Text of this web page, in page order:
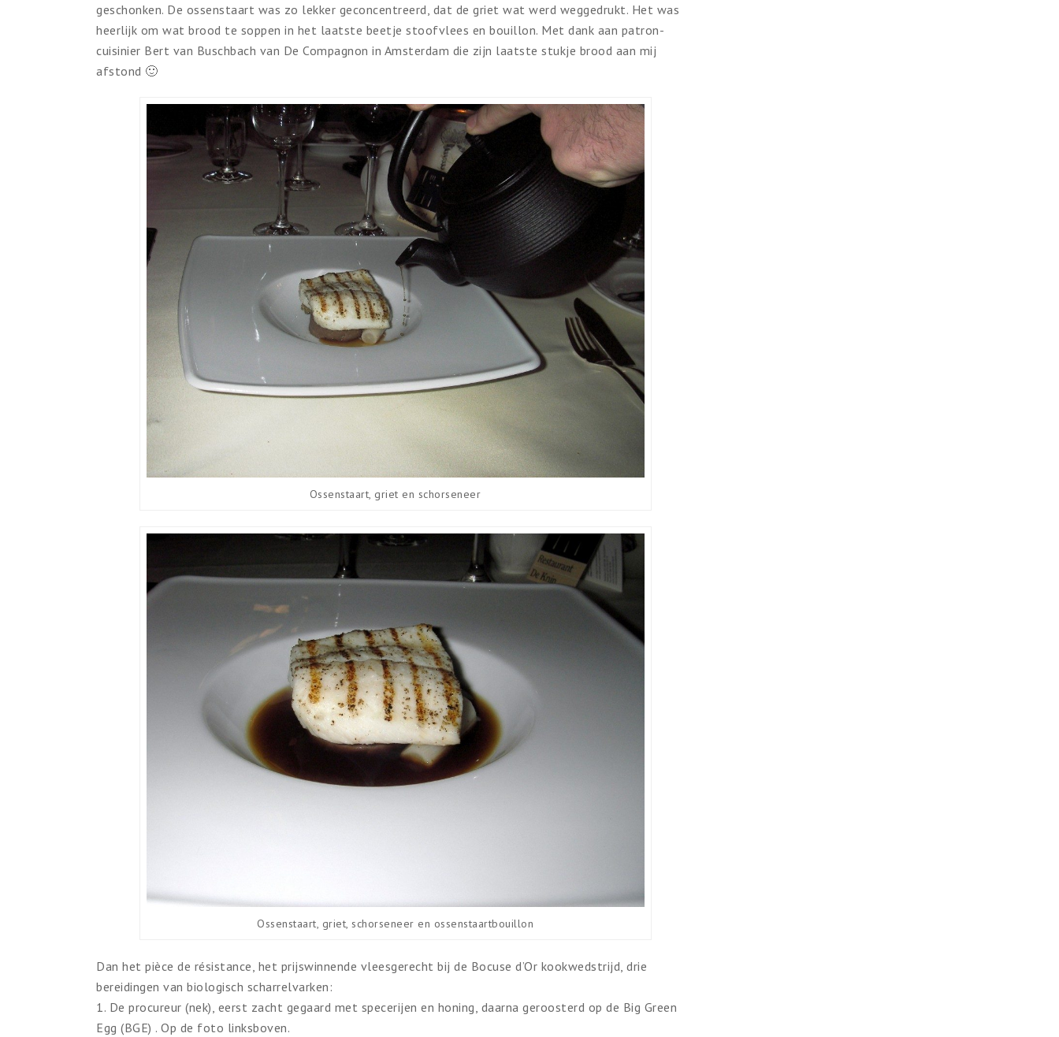
geschonken. De ossenstaart was zo lekker geconcentreerd, dat de griet wat werd weggedrukt. Het was
heerlijk om wat brood te soppen in het laatste beetje stoofvlees en bouillon. Met dank aan patron-
cuisinier Bert van Buschbach van De Compagnon in Amsterdam die zijn laatste stukje brood aan mij
afstond 🙂
Ossenstaart, griet en schorseneer
Ossenstaart, griet, schorseneer en ossenstaartbouillon
Dan het pièce de résistance, het prijswinnende vleesgerecht bij de Bocuse d’Or kookwedstrijd, drie
bereidingen van biologisch scharrelvarken:
1. De procureur (nek), eerst zacht gegaard met specerijen en honing, daarna geroosterd op de Big Green
Egg (BGE) . Op de foto linksboven.